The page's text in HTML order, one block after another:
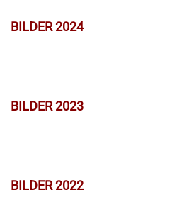
BILDER 2024
BILDER 2023
BILDER 2022